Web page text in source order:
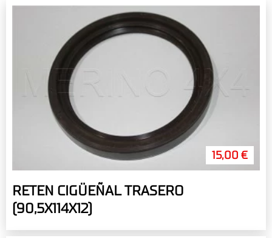
15,00 €
RETEN CIGÜEÑAL TRASERO
(90,5X114X12)